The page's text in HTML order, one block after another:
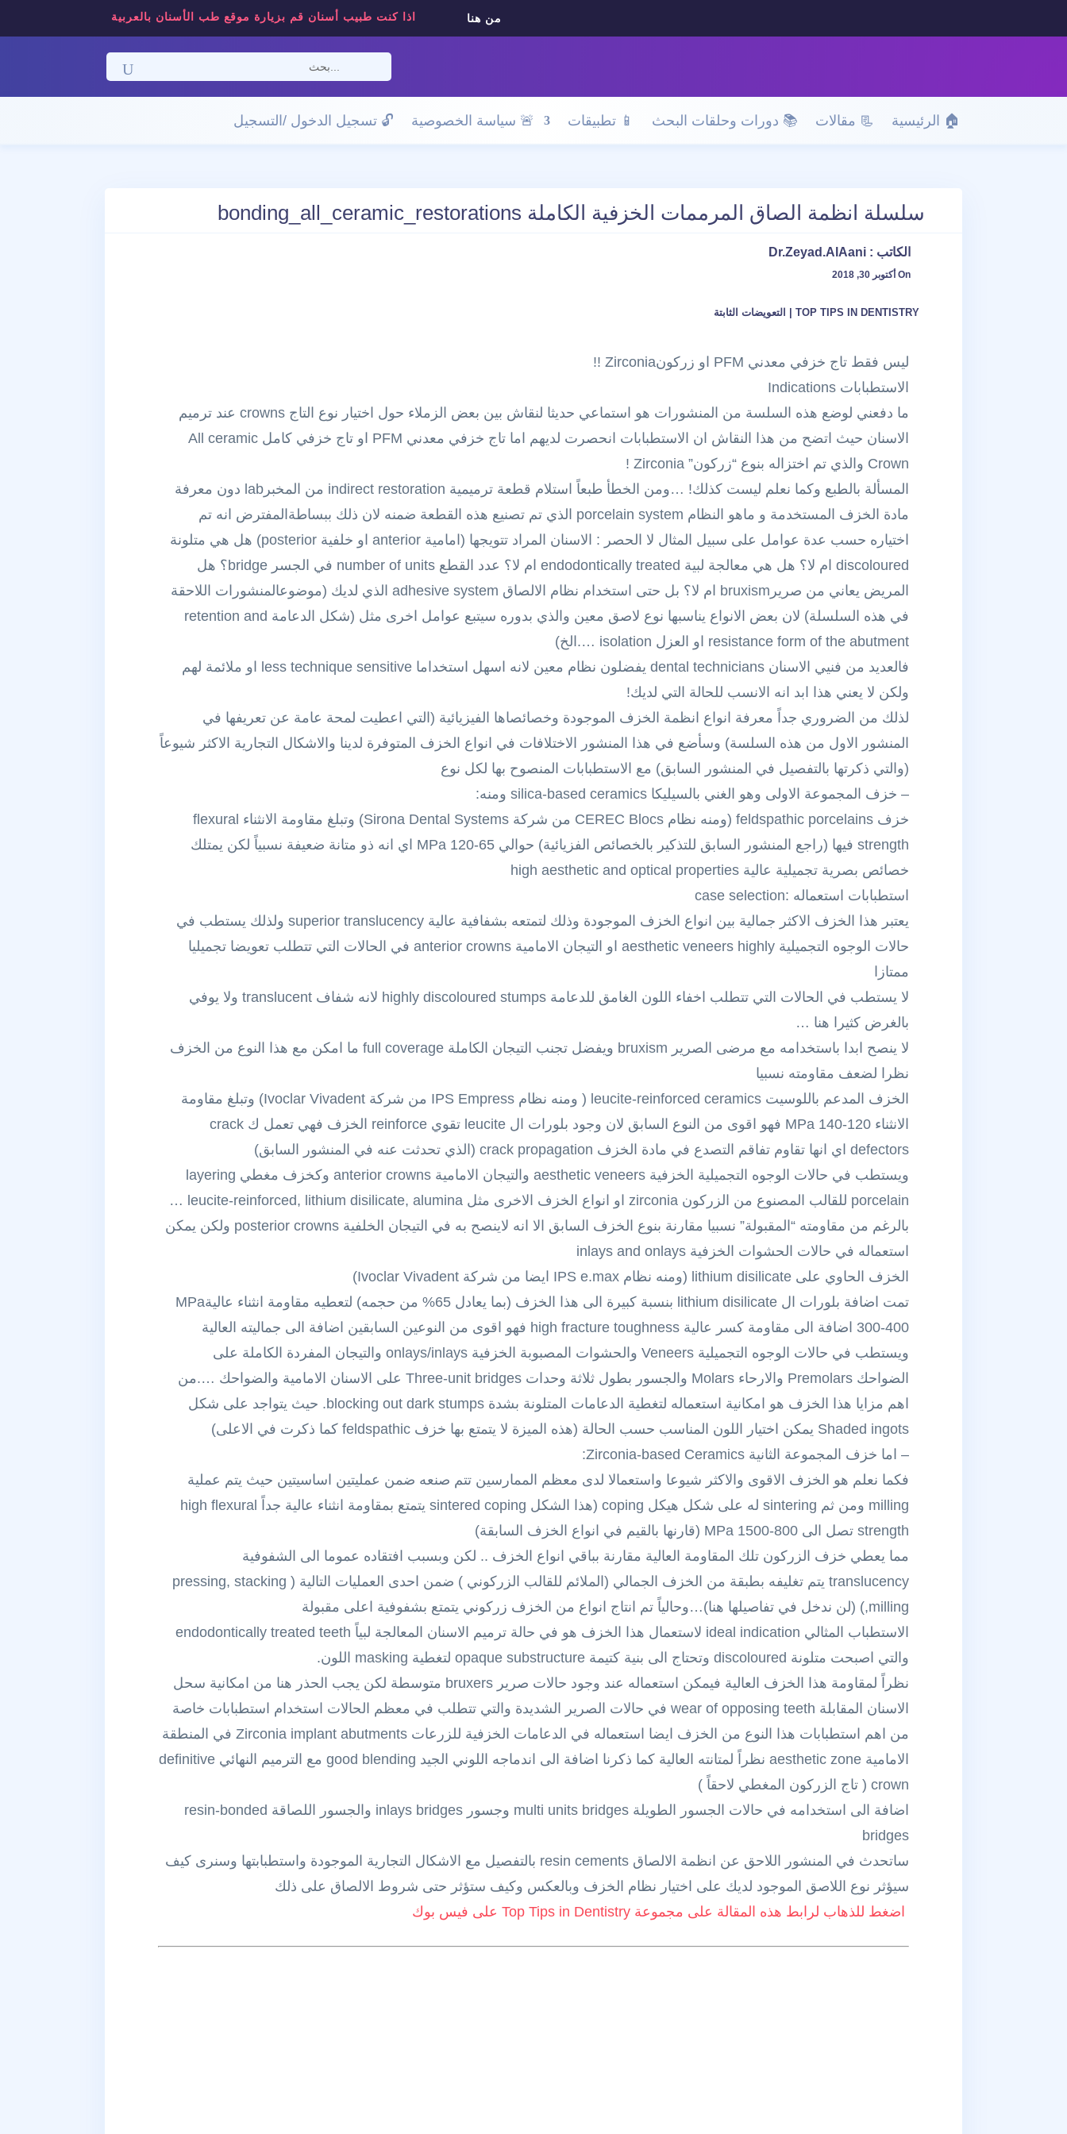
اذا كنت طبيب أسنان قم بزيارة موقع طب الأسنان بالعربية من هنا
🏠 الرئيسية 📃 مقالات 📚 دورات وحلقات البحث 📱 تطبيقات 🚨 سياسة الخصوصية 🔓تسجيل الدخول /التسجيل
سلسلة انظمة الصاق المرممات الخزفية الكاملة bonding_all_ceramic_restorations
الكاتب : Dr.Zeyad.AlAani
On أكتوبر 30, 2018
TOP TIPS IN DENTISTRY
| التعويضات الثابتة
ليس فقط تاج خزفي معدني PFM او زركونZirconia !!
الاستطبابات Indications
ما دفعني لوضع هذه السلسة من المنشورات هو استماعي حديثا لنقاش بين بعض الزملاء حول اختيار نوع التاج crowns عند ترميم
الاسنان حيث اتضح من هذا النقاش ان الاستطبابات انحصرت لديهم اما تاج خزفي معدني PFM او تاج خزفي كامل All ceramic
Crown والذي تم اختزاله بنوع “زركون” Zirconia !
المسألة بالطبع وكما نعلم ليست كذلك! …ومن الخطأ طبعاً استلام قطعة ترميمية indirect restoration من المخبرlab دون معرفة
مادة الخزف المستخدمة و ماهو النظام porcelain system الذي تم تصنيع هذه القطعة ضمنه لان ذلك ببساطةالمفترض انه تم
اختياره حسب عدة عوامل على سبيل المثال لا الحصر : الاسنان المراد تتويجها (امامية anterior او خلفية posterior) هل هي متلونة
discoloured ام لا؟ هل هي معالجة لبية endodontically treated ام لا؟ عدد القطع number of units في الجسر bridge؟ هل
المريض يعاني من صريرbruxism ام لا؟ بل حتى استخدام نظام الالصاق adhesive system الذي لديك (موضوعالمنشورات اللاحقة
في هذه السلسلة) لان بعض الانواع يناسبها نوع لاصق معين والذي بدوره سيتبع عوامل اخرى مثل (شكل الدعامة retention and
resistance form of the abutment او العزل isolation ….الخ)
فالعديد من فنيي الاسنان dental technicians يفضلون نظام معين لانه اسهل استخداما less technique sensitive او ملائمة لهم
ولكن لا يعني هذا ابد انه الانسب للحالة التي لديك!
لذلك من الضروري جداً معرفة انواع انظمة الخزف الموجودة وخصائصاها الفيزيائية (التي اعطيت لمحة عامة عن تعريفها في
المنشور الاول من هذه السلسة) وسأضع في هذا المنشور الاختلافات في انواع الخزف المتوفرة لدينا والاشكال التجارية الاكثر شيوعاً
(والتي ذكرتها بالتفصيل في المنشور السابق) مع الاستطبابات المنصوح بها لكل نوع
– خزف المجموعة الاولى وهو الغني بالسيليكا silica-based ceramics ومنه:
خزف feldspathic porcelains (ومنه نظام CEREC Blocs من شركة Sirona Dental Systems) وتبلغ مقاومة الانثناء flexural
strength فيها (راجع المنشور السابق للتذكير بالخصائص الفزيائية) حوالي 65-120 MPa اي انه ذو متانة ضعيفة نسبياً لكن يمتلك
خصائص بصرية تجميلية عالية high aesthetic and optical properties
استطبابات استعماله :case selection
يعتبر هذا الخزف الاكثر جمالية بين انواع الخزف الموجودة وذلك لتمتعه بشفافية عالية superior translucency ولذلك يستطب في
حالات الوجوه التجميلية aesthetic veneers highly او التيجان الامامية anterior crowns في الحالات التي تتطلب تعويضا تجميليا
ممتازا
لا يستطب في الحالات التي تتطلب اخفاء اللون الغامق للدعامة highly discoloured stumps لانه شفاف translucent ولا يوفي
بالغرض كثيرا هنا …
لا ينصح ابدا باستخدامه مع مرضى الصرير bruxism ويفضل تجنب التيجان الكاملة full coverage ما امكن مع هذا النوع من الخزف
نظرا لضعف مقاومته نسبيا
الخزف المدعم باللوسيت leucite-reinforced ceramics ( ومنه نظام IPS Empress من شركة Ivoclar Vivadent) وتبلغ مقاومة
الانثناء 120-140 MPa فهو اقوى من النوع السابق لان وجود بلورات ال leucite تقوي reinforce الخزف فهي تعمل ك crack
defectors اي انها تقاوم تفاقم التصدع في مادة الخزف crack propagation (الذي تحدثت عنه في المنشور السابق)
ويستطب في حالات الوجوه التجميلية الخزفية aesthetic veneers والتيجان الامامية anterior crowns وكخزف مغطي layering
porcelain للقالب المصنوع من الزركون zirconia او انواع الخزف الاخرى مثل leucite-reinforced, lithium disilicate, alumina …
بالرغم من مقاومته “المقبولة” نسبيا مقارنة بنوع الخزف السابق الا انه لاينصح به في التيجان الخلفية posterior crowns ولكن يمكن
استعماله في حالات الحشوات الخزفية inlays and onlays
الخزف الحاوي على lithium disilicate (ومنه نظام IPS e.max ايضا من شركة Ivoclar Vivadent)
تمت اضافة بلورات ال lithium disilicate بنسبة كبيرة الى هذا الخزف (بما يعادل 65% من حجمه) لتعطيه مقاومة انثناء عاليةMPa
300-400 اضافة الى مقاومة كسر عالية high fracture toughness فهو اقوى من النوعين السابقين اضافة الى جماليته العالية
ويستطب في حالات الوجوه التجميلية Veneers والحشوات المصبوبة الخزفية onlays/inlays والتيجان المفردة الكاملة على
الضواحك Premolars والارحاء Molars والجسور بطول ثلاثة وحدات Three-unit bridges على الاسنان الامامية والضواحك ….من
اهم مزايا هذا الخزف هو امكانية استعماله لتغطية الدعامات المتلونة بشدة blocking out dark stumps. حيث يتواجد على شكل
Shaded ingots يمكن اختيار اللون المناسب حسب الحالة (هذه الميزة لا يتمتع بها خزف feldspathic كما ذكرت في الاعلى)
– اما خزف المجموعة الثانية Zirconia-based Ceramics:
فكما نعلم هو الخزف الاقوى والاكثر شيوعا واستعمالا لدى معظم الممارسين تتم صنعه ضمن عمليتين اساسيتين حيث يتم عملية
milling ومن ثم sintering له على شكل هيكل coping (هذا الشكل sintered coping يتمتع بمقاومة انثناء عالية جداً high flexural
strength تصل الى 800-1500 MPa (قارنها بالقيم في انواع الخزف السابقة)
مما يعطي خزف الزركون تلك المقاومة العالية مقارنة بباقي انواع الخزف .. لكن وبسبب افتقاده عموما الى الشفوفية
translucency يتم تغليفه بطبقة من الخزف الجمالي (الملائم للقالب الزركوني ) ضمن احدى العمليات التالية ( pressing, stacking
milling,) (لن ندخل في تفاصيلها هنا)…وحالياً تم انتاج انواع من الخزف زركوني يتمتع بشفوفية اعلى مقبولة
الاستطباب المثالي ideal indication لاستعمال هذا الخزف هو في حالة ترميم الاسنان المعالجة لبياً endodontically treated teeth
والتي اصبحت متلونة discoloured وتحتاج الى بنية كتيمة opaque substructure لتغطية masking اللون.
نظراً لمقاومة هذا الخزف العالية فيمكن استعماله عند وجود حالات صرير bruxers متوسطة لكن يجب الحذر هنا من امكانية سحل
الاسنان المقابلة wear of opposing teeth في حالات الصرير الشديدة والتي تتطلب في معظم الحالات استخدام استطبابات خاصة
من اهم استطبابات هذا النوع من الخزف ايضا استعماله في الدعامات الخزفية للزرعات Zirconia implant abutments في المنطقة
الامامية aesthetic zone نظراً لمتانته العالية كما ذكرنا اضافة الى اندماجه اللوني الجيد good blending مع الترميم النهائي definitive
crown ( تاج الزركون المغطي لاحقاً )
اضافة الى استخدامه في حالات الجسور الطويلة multi units bridges وجسور inlays bridges والجسور اللصاقة resin-bonded
bridges
ساتحدث في المنشور اللاحق عن انظمة الالصاق resin cements بالتفصيل مع الاشكال التجارية الموجودة واستطبابتها وسنرى كيف
سيؤثر نوع اللاصق الموجود لديك على اختيار نظام الخزف وبالعكس وكيف ستؤثر حتى شروط الالصاق على ذلك
اضغط للذهاب لرابط هذه المقالة على مجموعة Top Tips in Dentistry على فيس بوك